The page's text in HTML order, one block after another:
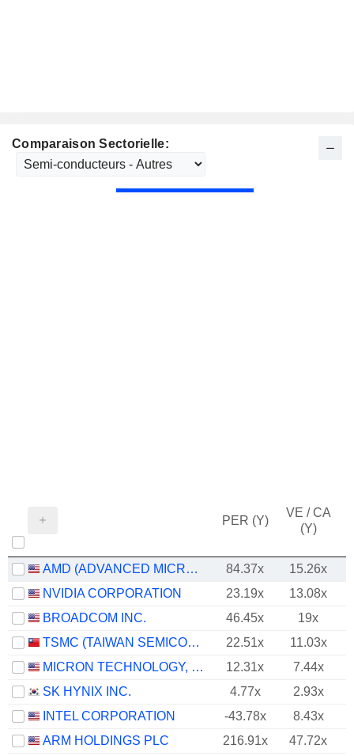
Comparaison Sectorielle:
PER (Y)
VE / CA
(Y)
AMD (ADVANCED MICRO DEVICES) 84.37x 15.26x
NVIDIA CORPORATION
23.19x 13.08x
BROADCOM INC.
46.45x 19x
TSMC (TAIWAN SEMICONDUCTOR MANUFACTURING COMPANY)
22.51x 11.03x
MICRON TECHNOLOGY, INC.
12.31x
7.44x
SK HYNIX INC.
4.77x
2.93x
INTEL CORPORATION
-43.78x 8.43x
ARM HOLDINGS PLC
216.91x 47.72x